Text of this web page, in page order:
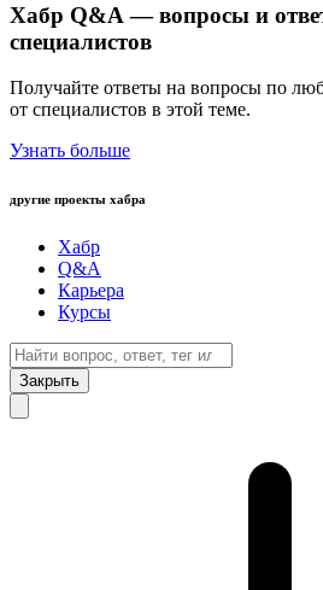
Хабр Q&A — вопросы и
специалистов
Получайте ответы на вопросы по
от специалистов в этой теме.
Узнать больше
другие проекты хабра
Хабр
Q&A
Карьера
Курсы
Закрыть